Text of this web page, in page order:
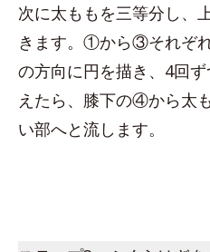
次に太ももを三等分し、
きます。①から③それぞ
の方向に円を描き、4回
えたら、膝下の④から太
い部へと流します。